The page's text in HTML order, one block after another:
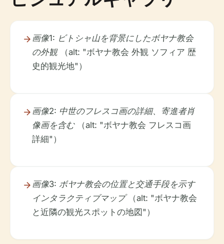
画像1: ビトシャ山を背景にしたボヤナ教会
の外観（alt: "ボヤナ教会 外観 ソフィア 歴
史的観光地"）
画像2: 中世のフレスコ画の詳細、寄進者肖
像画を含む（alt: "ボヤナ教会 フレスコ画
詳細"）
画像3: ボヤナ教会の位置と交通手段を示す
インタラクティブマップ（alt: "ボヤナ教会
と近隣の観光スポットの地図"）